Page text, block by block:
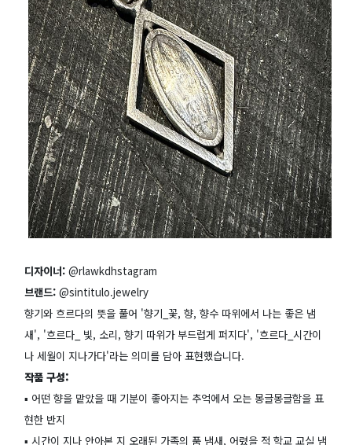
디자이너: @rlawkdhstagram
브랜드: @sintitulo.jewelry
향기와 흐르다의 뜻을 풀어 '향기_꽃, 향, 향수 따위에서 나는 좋은 냄
새', '흐르다_ 빛, 소리, 향기 따위가 부드럽게 퍼지다', '흐르다_시간이
나 세월이 지나가다'라는 의미를 담아 표현했습니다.
작품 구성:
▪️ 어떤 향을 맡았을 때 기분이 좋아지는 추억에서 오는 몽글몽글함을 표
현한 반지
▪️ 시간이 지나 안아본 지 오래된 가족의 품 냄새, 어렸을 적 학교 교실 냄